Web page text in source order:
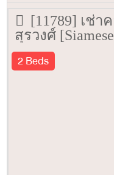
[11789] เช่า
สุรวงศ์
12
2 Beds